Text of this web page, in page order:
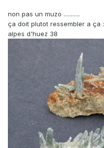
non pas un muzo ...........
ça doit plutot ressembler a ça :
alpes d'huez 38